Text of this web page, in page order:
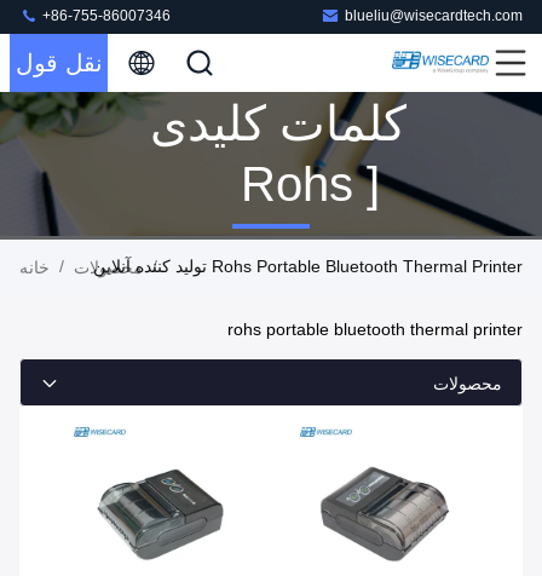
blueliu@wisecardtech.com
+86-755-86007346
نقل قول
کلمات کلیدی
[ Rohs
Portable
Thermal
مطابقت 106
محصولات
خانه / محصولات / Rohs Portable Bluetooth Thermal Printer تولید کننده آنلاین
rohs portable bluetooth thermal printer
محصولات